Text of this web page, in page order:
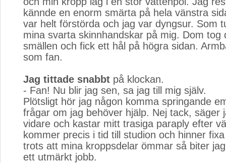
kännde en enorm smärta på hela vänstra
var helt förstörda och jag var dyngsur. Som
mina svarta skinnhandskar på mig. Dom tog
smällen och fick ett hål på högra sidan.
som fan.
Jag tittade snabbt på klockan.
- Fan! Nu blir jag sen, sa jag till mig själv.
Plötsligt hör jag någon komma springande
frågar om jag behöver hjälp. Nej tack, säger
vidare och kastar mitt trasiga paraply efter
kommer precis i tid till studion och hinner
trots att mina kroppsdelar ömmar så biter
ett utmärkt jobb.